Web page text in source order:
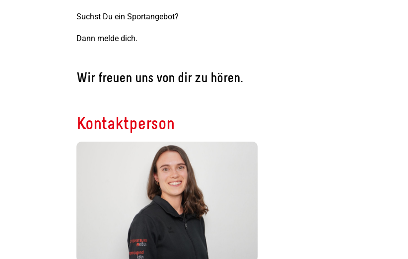
Suchst Du ein Sportangebot?
Dann melde dich.
Wir freuen uns von dir zu hören.
Kontaktperson